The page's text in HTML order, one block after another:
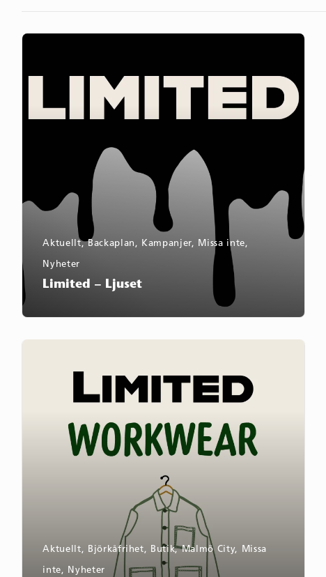
Limited
Aktuellt,Backaplan , Kampanjer, Missa inte,
Nyheter
Limited – Ljuset
Aktuellt, Björkåfrihet, Butik,Malmö City, Missa
inte, Nyheter